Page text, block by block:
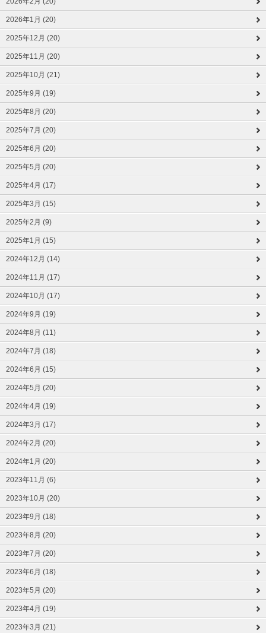
2026年1月 (20)
2025年12月 (20)
2025年11月 (20)
2025年10月 (21)
2025年9月 (19)
2025年8月 (20)
2025年7月 (20)
2025年6月 (20)
2025年5月 (20)
2025年4月 (17)
2025年3月 (15)
2025年2月 (9)
2025年1月 (15)
2024年12月 (14)
2024年11月 (17)
2024年10月 (17)
2024年9月 (19)
2024年8月 (11)
2024年7月 (18)
2024年6月 (15)
2024年5月 (20)
2024年4月 (19)
2024年3月 (17)
2024年2月 (20)
2024年1月 (20)
2023年11月 (6)
2023年10月 (20)
2023年9月 (18)
2023年8月 (20)
2023年7月 (20)
2023年6月 (18)
2023年5月 (20)
2023年4月 (19)
2023年3月 (21)